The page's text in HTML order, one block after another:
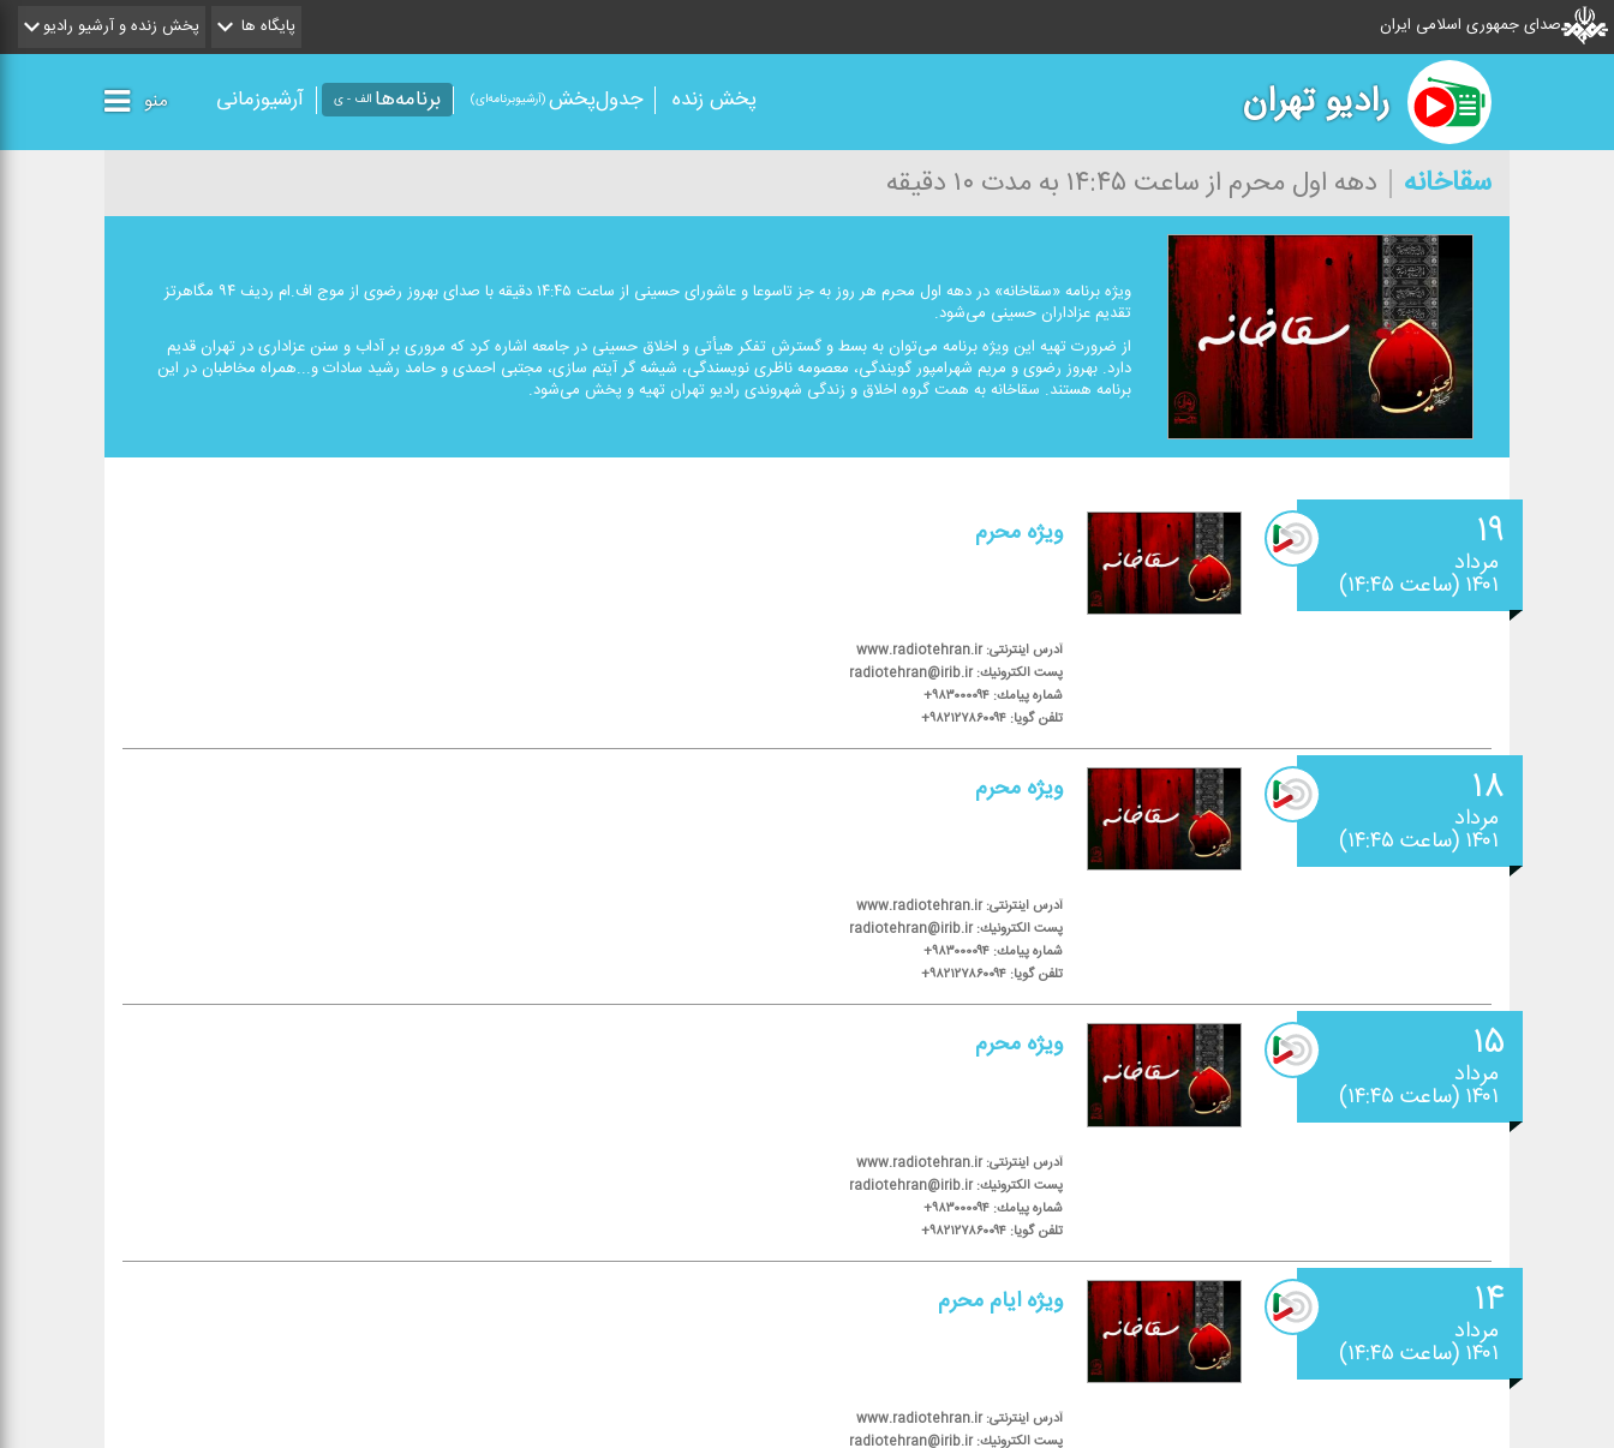
صدای جمهوری اسلامی ایران پایگاه ها پخش زنده و آرشیو رادیو
رادیو تهران پخش زنده جدول‌پخش(آرشیو‌برنامه‌ای) برنامه‌ها الف - ی آرشیوزمانی منو
سقاخانه دهه اول محرم از ساعت ۱۴:۴۵ به مدت ۱۰ دقیقه
ویژه برنامه «سقاخانه» در دهه اول محرم هر روز به جز تاسوعا و عاشورای حسینی از ساعت ۱۴:۴۵ دقیقه با صدای بهروز رضوی از موج اف.ام ردیف ۹۴ مگاهرتز
تقدیم عزاداران حسینی می‌شود.
از ضرورت تهیه این ویژه برنامه می‌توان به بسط و گسترش تفكر هیأتی و اخلاق حسینی در جامعه اشاره كرد كه مروری بر آداب و سنن عزاداری در تهران قدیم
دارد. بهروز رضوی و مریم شهرامپور گویندگی، معصومه ناظری نویسندگی، شیشه گر آیتم سازی، مجتبی احمدی و حامد رشید سادات و...همراه مخاطبان در این
برنامه هستند. سقاخانه به همت گروه اخلاق و زندگی شهروندی رادیو تهران تهیه و پخش می‌شود.
۱۹
مرداد
۱۴۰۱ (ساعت ۱۴:۴۵)
ویژه محرم
آدرس اینترنتی: www.radiotehran.ir
پست الكترونیك: radiotehran@irib.ir
شماره پیامك: ۹۸۳۰۰۰۰۹۴+
تلفن گویا: ۹۸۲۱۲۷۸۶۰۰۹۴+
۱۸
مرداد
۱۴۰۱ (ساعت ۱۴:۴۵)
ویژه محرم
آدرس اینترنتی: www.radiotehran.ir
پست الكترونیك: radiotehran@irib.ir
شماره پیامك: ۹۸۳۰۰۰۰۹۴+
تلفن گویا: ۹۸۲۱۲۷۸۶۰۰۹۴+
۱۵
مرداد
۱۴۰۱ (ساعت ۱۴:۴۵)
ویژه محرم
آدرس اینترنتی: www.radiotehran.ir
پست الكترونیك: radiotehran@irib.ir
شماره پیامك: ۹۸۳۰۰۰۰۹۴+
تلفن گویا: ۹۸۲۱۲۷۸۶۰۰۹۴+
۱۴
مرداد
۱۴۰۱ (ساعت ۱۴:۴۵)
ویژه ایام محرم
آدرس اینترنتی: www.radiotehran.ir
پست الكترونیك: radiotehran@irib.ir